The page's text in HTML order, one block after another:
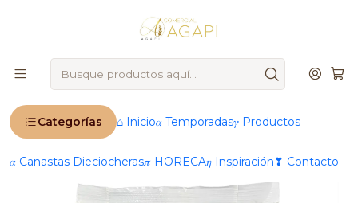
Categorías ⌂ Inicio𝛼 Temporadas𝛾 Productos
𝛼 Canastas Dieciocheras𝜋 HORECA𝜂 Inspiración❣ Contacto
IMPORTANTE: Ahora operamos 100 % online 🚨
Inicio Productos ®️ Marcas
Puratos
Crema Chantilly Premium Puratos En Polvo